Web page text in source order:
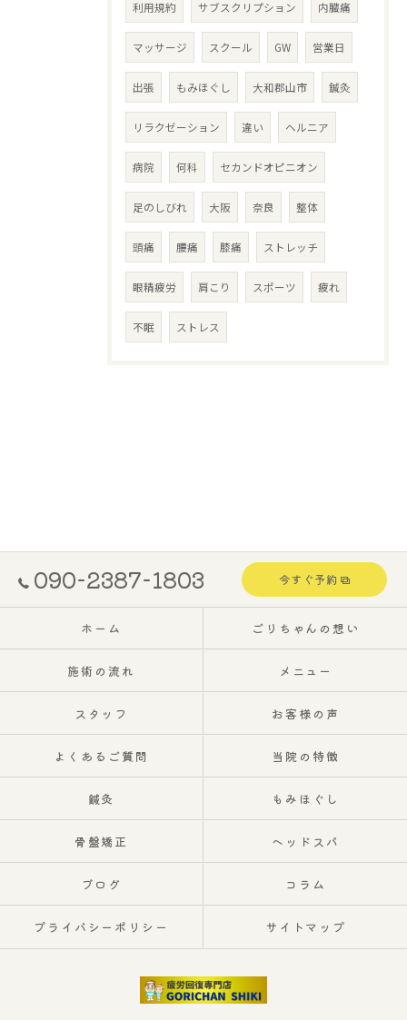
利用規約 サブスクリプション 内臓痛
マッサージ スクール GW 営業日
出張 もみほぐし 大和郡山市 鍼灸
リラクゼーション 違い ヘルニア
病院 何科 セカンドオピニオン
足のしびれ 大阪 奈良 整体
頭痛 腰痛 膝痛 ストレッチ
眼精疲労 肩こり スポーツ 疲れ
不眠 ストレス
090-2387-1803 今すぐ予約
ホーム ごりちゃんの想い
施術の流れ メニュー
スタッフ お客様の声
よくあるご質問 当院の特徴
鍼灸 もみほぐし
骨盤矯正 ヘッドスパ
ブログ コラム
プライバシーポリシー サイトマップ